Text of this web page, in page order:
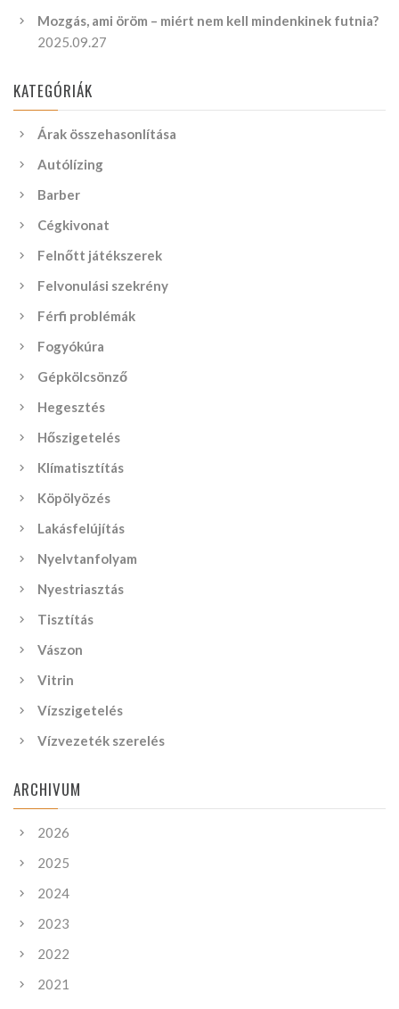
Mozgás, ami öröm – miért nem kell mindenkinek futnia?
2025.09.27
KATEGÓRIÁK
Árak összehasonlítása
Autólízing
Barber
Cégkivonat
Felnőtt játékszerek
Felvonulási szekrény
Férfi problémák
Fogyókúra
Gépkölcsönző
Hegesztés
Hőszigetelés
Klímatisztítás
Köpölyözés
Lakásfelújítás
Nyelvtanfolyam
Nyestriasztás
Tisztítás
Vászon
Vitrin
Vízszigetelés
Vízvezeték szerelés
ARCHIVUM
2026
2025
2024
2023
2022
2021